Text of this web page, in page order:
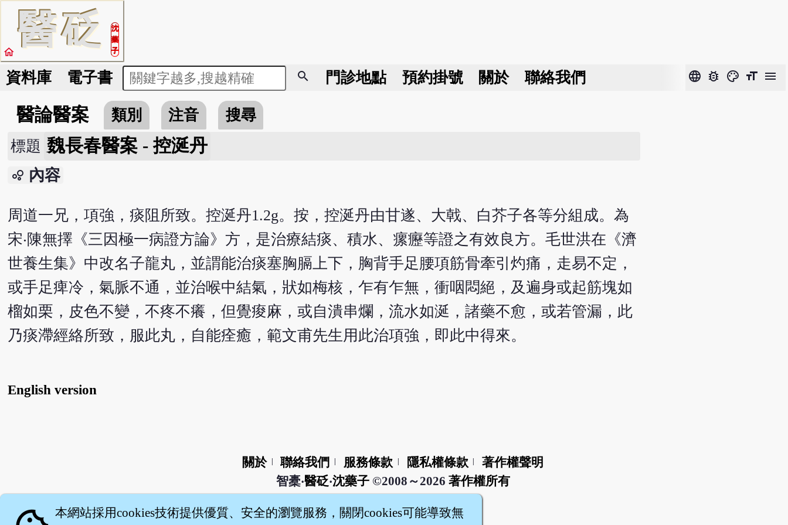
醫砭
沈
藥
子
home
資料庫 電子書 search 門診地點 預約掛號 關於 聯絡我們 language bug_report color_lens format_size menu
醫論醫案 類別 注音
搜尋
標題 魏長春醫案 - 控涎丹
bubble_chart 內容
周道一兄，項強，痰阻所致。控涎丹1.2g。按，控涎丹由甘遂、大戟、白芥子各等分組成。為
宋‧陳無擇《三因極一病證方論》方，是治療結痰、積水、瘰癧等證之有效良方。毛世洪在《濟
世養生集》中改名子龍丸，並謂能治痰塞胸膈上下，胸背手足腰項筋骨牽引灼痛，走易不定，
或手足痺冷，氣脈不通，並治喉中結氣，狀如梅核，乍有乍無，衝咽悶絕，及遍身或起筋塊如
榴如栗，皮色不變，不疼不癢，但覺痠麻，或自潰串爛，流水如涎，諸藥不愈，或若管漏，此
乃痰滯經絡所致，服此丸，自能痊癒，範文甫先生用此治項強，即此中得來。
English version
關於 聯絡我們 服務條款 隱私權條款
著作權聲明
智橐‧醫砭‧沈藥子©2008～2026 著作權所有
本網站採用cookies技術提供優質、安全的瀏覽服務，關閉cookies可能導致無